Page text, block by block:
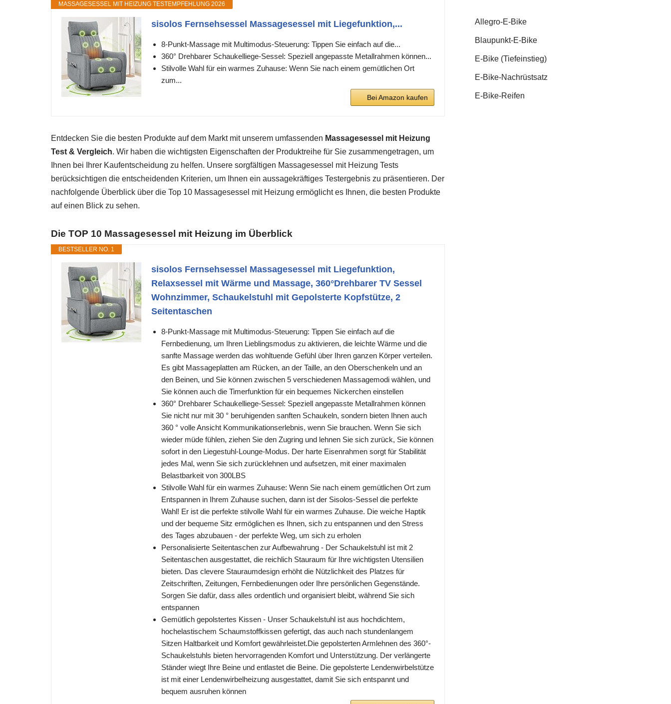
MASSAGESESSEL MIT HEIZUNG TESTEMPFEHLUNG 2026
sisolos Fernsehsessel Massagesessel mit Liegefunktion,...
8-Punkt-Massage mit Multimodus-Steuerung: Tippen Sie einfach auf die...
360° Drehbarer Schaukelliege-Sessel: Speziell angepasste Metallrahmen können...
Stilvolle Wahl für ein warmes Zuhause: Wenn Sie nach einem gemütlichen Ort
zum...
Bei Amazon kaufen
Entdecken Sie die besten Produkte auf dem Markt mit unserem umfassenden Massagesessel mit Heizung
Test & Vergleich. Wir haben die wichtigsten Eigenschaften der Produktreihe für Sie zusammengetragen, um
Ihnen bei Ihrer Kaufentscheidung zu helfen. Unsere sorgfältigen Massagesessel mit Heizung Tests
berücksichtigen die entscheidenden Kriterien, um Ihnen ein aussagekräftiges Testergebnis zu präsentieren. Der
nachfolgende Überblick über die Top 10 Massagesessel mit Heizung ermöglicht es Ihnen, die besten Produkte
auf einen Blick zu sehen.
Die TOP 10 Massagesessel mit Heizung im Überblick
BESTSELLER NO. 1
sisolos Fernsehsessel Massagesessel mit Liegefunktion,
Relaxsessel mit Wärme und Massage, 360°Drehbarer TV Sessel
Wohnzimmer, Schaukelstuhl mit Gepolsterte Kopfstütze, 2
Seitentaschen
8-Punkt-Massage mit Multimodus-Steuerung: Tippen Sie einfach auf die
Fernbedienung, um Ihren Lieblingsmodus zu aktivieren, die leichte Wärme und die
sanfte Massage werden das wohltuende Gefühl über Ihren ganzen Körper verteilen.
Es gibt Massageplatten am Rücken, an der Taille, an den Oberschenkeln und an
den Beinen, und Sie können zwischen 5 verschiedenen Massagemodi wählen, und
Sie können auch die Timerfunktion für ein bequemes Nickerchen einstellen
360° Drehbarer Schaukelliege-Sessel: Speziell angepasste Metallrahmen können
Sie nicht nur mit 30 ° beruhigenden sanften Schaukeln, sondern bieten Ihnen auch
360 ° volle Ansicht Kommunikationserlebnis, wenn Sie brauchen. Wenn Sie sich
wieder müde fühlen, ziehen Sie den Zugring und lehnen Sie sich zurück, Sie können
sofort in den Liegestuhl-Lounge-Modus. Der harte Eisenrahmen sorgt für Stabilität
jedes Mal, wenn Sie sich zurücklehnen und aufsetzen, mit einer maximalen
Belastbarkeit von 300LBS
Stilvolle Wahl für ein warmes Zuhause: Wenn Sie nach einem gemütlichen Ort zum
Entspannen in Ihrem Zuhause suchen, dann ist der Sisolos-Sessel die perfekte
Wahl! Er ist die perfekte stilvolle Wahl für ein warmes Zuhause. Die weiche Haptik
und der bequeme Sitz ermöglichen es Ihnen, sich zu entspannen und den Stress
des Tages abzubauen - der perfekte Weg, um sich zu erholen
Personalisierte Seitentaschen zur Aufbewahrung - Der Schaukelstuhl ist mit 2
Seitentaschen ausgestattet, die reichlich Stauraum für Ihre wichtigsten Utensilien
bieten. Das clevere Stauraumdesign erhöht die Nützlichkeit des Platzes für
Zeitschriften, Zeitungen, Fernbedienungen oder Ihre persönlichen Gegenstände.
Sorgen Sie dafür, dass alles ordentlich und organisiert bleibt, während Sie sich
entspannen
Gemütlich gepolstertes Kissen - Unser Schaukelstuhl ist aus hochdichtem,
hochelastischem Schaumstoffkissen gefertigt, das auch nach stundenlangem
Sitzen Haltbarkeit und Komfort gewährleistet.Die gepolsterten Armlehnen des 360°-
Schaukelstuhls bieten hervorragenden Komfort und Unterstützung. Der verlängerte
Ständer wiegt Ihre Beine und entlastet die Beine. Die gepolsterte Lendenwirbelstütze
ist mit einer Lendenwirbelheizung ausgestattet, damit Sie sich entspannt und
bequem ausruhen können
Allegro-E-Bike
Blaupunkt-E-Bike
E-Bike (Tiefeinstieg)
E-Bike-Nachrüstsatz
E-Bike-Reifen